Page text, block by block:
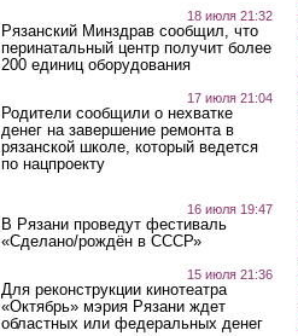
18 июля 21:32
Рязанский Минздрав сообщил, что
перинатальный центр получит более
200 единиц оборудования
17 июля 21:04
Родители сообщили о нехватке
денег на завершение ремонта в
рязанской школе, который ведется
по нацпроекту
16 июля 19:47
В Рязани проведут фестиваль
«Сделано/рождён в СССР»
15 июля 21:36
Для реконструкции кинотеатра
«Октябрь» мэрия Рязани ждет
областных или федеральных денег